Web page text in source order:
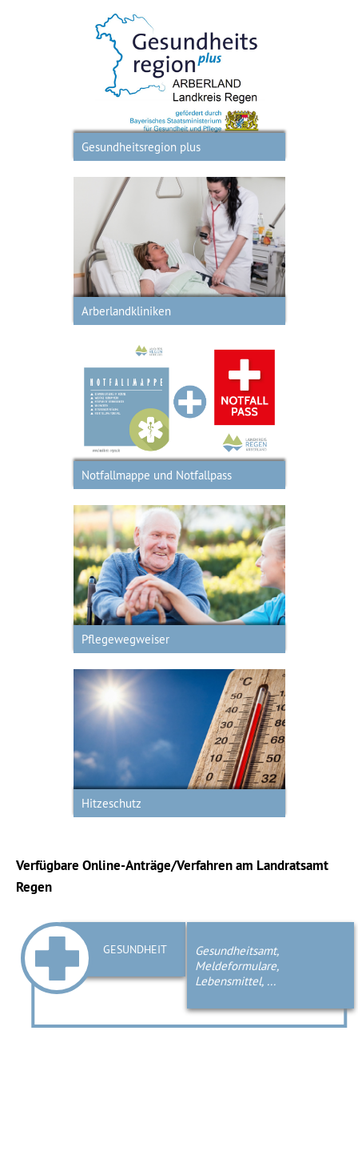
Gesundheitsförderung und
Prävention
Gesundheitsregion plus
Dienstleistungsvielfalt innovative
und medizinische Versorgung für
den Landkreis Regen
Arberlandkliniken
Hier finden Sie die Notfallmappe als
Download und den Notfallpass als
digitalen Antrag
Notfallmappe und Notfallpass
Hier finden Sie Pflegewegweiser als
Download
Pflegewegweiser
Gesund durch die Hitzewelle
Hitzeschutz
Verfügbare Online-Anträge/Verfahren am Landratsamt
Regen
GESUNDHEIT
Gesundheitsamt,
Meldeformulare,
Lebensmittel, ...